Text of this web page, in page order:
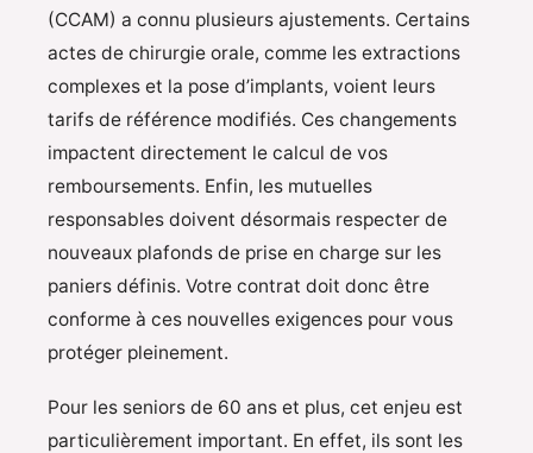
(CCAM) a connu plusieurs ajustements. Certains
actes de chirurgie orale, comme les extractions
complexes et la pose d’implants, voient leurs
tarifs de référence modifiés. Ces changements
impactent directement le calcul de vos
remboursements. Enfin, les mutuelles
responsables doivent désormais respecter de
nouveaux plafonds de prise en charge sur les
paniers définis. Votre contrat doit donc être
conforme à ces nouvelles exigences pour vous
protéger pleinement.
Pour les seniors de 60 ans et plus, cet enjeu est
particulièrement important. En effet, ils sont les